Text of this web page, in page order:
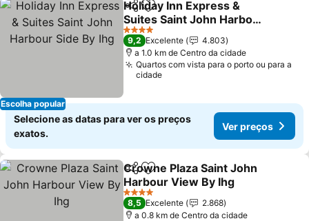
Escolha popular
PartilharAdicionar aos favoritos
Holiday Inn Express &
Suites Saint John Harbour
Side By Ihg
4 Estrelas
9,2 Excelente
4.803
a 1.0 km de Centro da cidade
Quartos com vista para o porto ou para a
cidade
Selecione as datas para ver os preços
exatos.
Ver preços
PartilharAdicionar aos favoritos
Crowne Plaza Saint John
Harbour View By Ihg
4 Estrelas
8,5 Excelente
2.868
a 0.8 km de Centro da cidade